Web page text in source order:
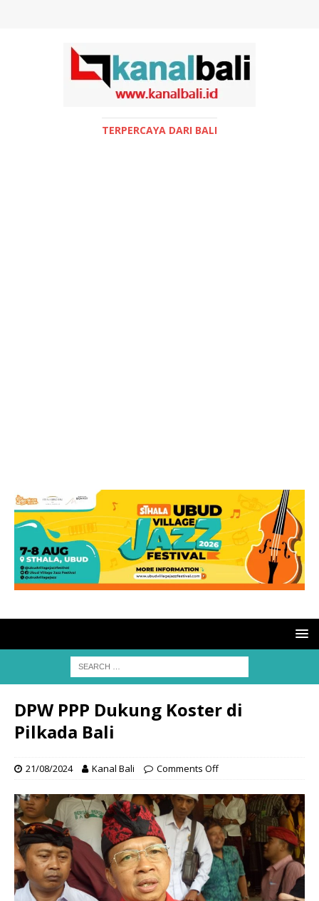
TERPERCAYA DARI BALI
DPW PPP Dukung Koster di
Pilkada Bali
21/08/2024 Kanal Bali Comments Off